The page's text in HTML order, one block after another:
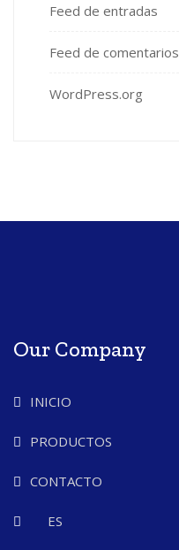
Feed de entradas
Feed de comentarios
WordPress.org
Our Company
INICIO
PRODUCTOS
CONTACTO
ES